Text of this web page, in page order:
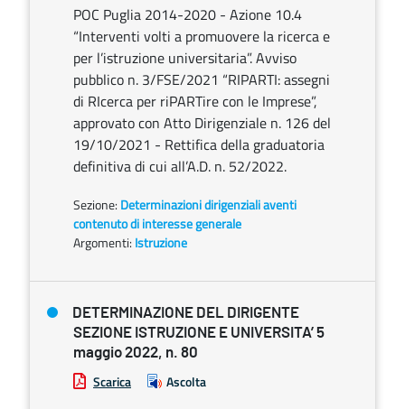
POC Puglia 2014-2020 - Azione 10.4
“Interventi volti a promuovere la ricerca e
per l’istruzione universitaria”. Avviso
pubblico n. 3/FSE/2021 “RIPARTI: assegni
di RIcerca per riPARTire con le Imprese”,
approvato con Atto Dirigenziale n. 126 del
19/10/2021 - Rettifica della graduatoria
definitiva di cui all’A.D. n. 52/2022.
Sezione: Determinazioni dirigenziali aventi
contenuto di interesse generale
Argomenti: Istruzione
DETERMINAZIONE DEL DIRIGENTE
SEZIONE ISTRUZIONE E UNIVERSITA’ 5
maggio 2022, n. 80
Scarica Ascolta